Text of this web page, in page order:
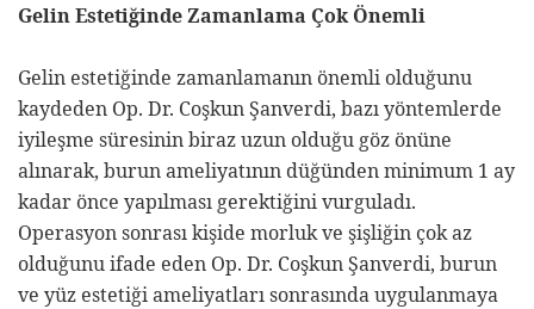
Gelin Estetiğinde Zamanlama Çok Önemli
Gelin estetiğinde zamanlamanın önemli olduğunu
kaydeden Op. Dr. Coşkun Şanverdi, bazı yöntemlerde
iyileşme süresinin biraz uzun olduğu göz önüne
alınarak, burun ameliyatının düğünden minimum 1 ay
kadar önce yapılması gerektiğini vurguladı.
Operasyon sonrası kişide morluk ve şişliğin çok az
olduğunu ifade eden Op. Dr. Coşkun Şanverdi, burun
ve yüz estetiği ameliyatları sonrasında uygulanmaya